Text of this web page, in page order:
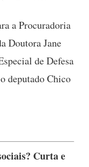
a Procuradoria
Doutora Jane
de Defesa
deputado Chico
Curta e